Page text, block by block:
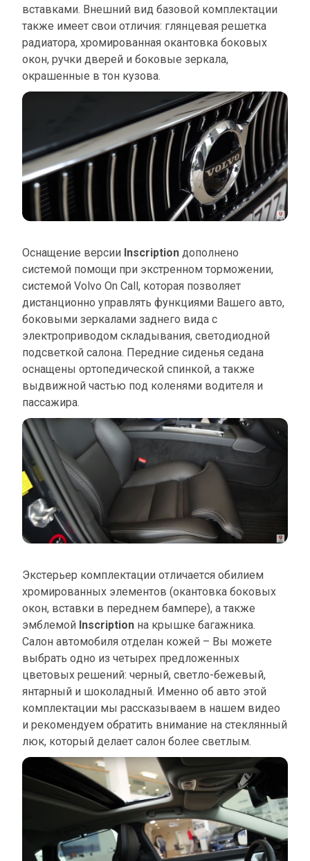
вставками. Внешний вид базовой комплектации
также имеет свои отличия: глянцевая решетка
радиатора, хромированная окантовка боковых
окон, ручки дверей и боковые зеркала,
окрашенные в тон кузова.
Оснащение версии Inscription дополнено
системой помощи при экстренном торможении,
системой Volvo On Call, которая позволяет
дистанционно управлять функциями Вашего авто,
боковыми зеркалами заднего вида с
электроприводом складывания, светодиодной
подсветкой салона. Передние сиденья седана
оснащены ортопедической спинкой, а также
выдвижной частью под коленями водителя и
пассажира.
Экстерьер комплектации отличается обилием
хромированных элементов (окантовка боковых
окон, вставки в переднем бампере), а также
эмблемой Inscription на крышке багажника.
Салон автомобиля отделан кожей – Вы можете
выбрать одно из четырех предложенных
цветовых решений: черный, светло-бежевый,
янтарный и шоколадный. Именно об авто этой
комплектации мы рассказываем в нашем видео
и рекомендуем обратить внимание на стеклянный
люк, который делает салон более светлым.